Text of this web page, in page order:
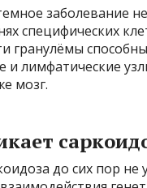
заболевание
специфических
гранулёмы
и лимфатические
мозг.
до сих пор